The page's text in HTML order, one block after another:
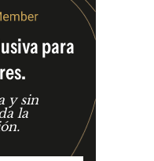
para
y sin
la